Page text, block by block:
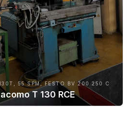
55 SPM, FESTO BV 200 250 C
T 130 RCE